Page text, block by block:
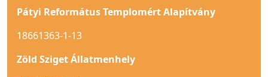
Pátyi Református Templomért Alapítvány
18661363-1-13
Zöld Sziget Állatmenhely